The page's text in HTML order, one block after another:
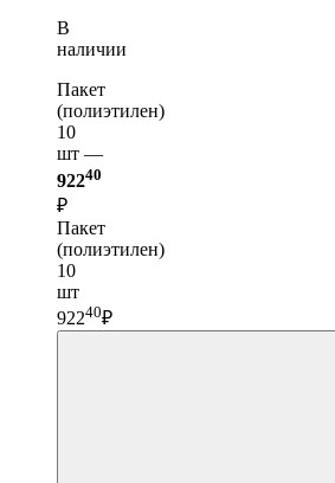
В
наличии
Пакет
(полиэтилен)
10
шт —
92240
₽
Пакет
(полиэтилен)
10
шт
92240₽